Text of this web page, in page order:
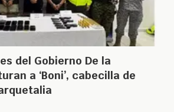
del Gobierno De la
a ‘Boni’, cabecilla de